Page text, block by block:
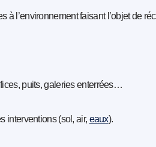
à l’environnement faisant l’objet de
puits, galeries enterrées…
interventions (sol, air, eaux).